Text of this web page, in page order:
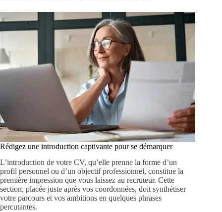
Rédigez une introduction captivante pour se démarquer
L’introduction de votre CV, qu’elle prenne la forme d’un
profil personnel ou d’un objectif professionnel, constitue la
première impression que vous laissez au recruteur. Cette
section, placée juste après vos coordonnées, doit synthétiser
votre parcours et vos ambitions en quelques phrases
percutantes.